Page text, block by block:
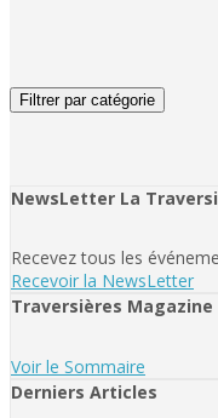
Filtrer par catégorie
NewsLetter La
Recevez tous les
Recevoir la NewsLetter
Traversières Magazine
Voir le Sommaire
Derniers Articles